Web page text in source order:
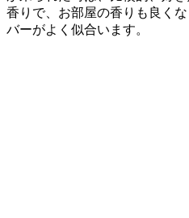
香りで、お部屋の香りも良く
バーがよく似合います。